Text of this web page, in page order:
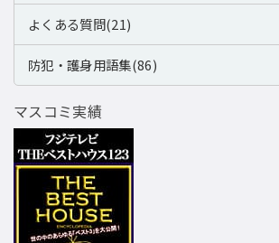
よくある質問(21)
防犯・護身用語集(86)
マスコミ実績